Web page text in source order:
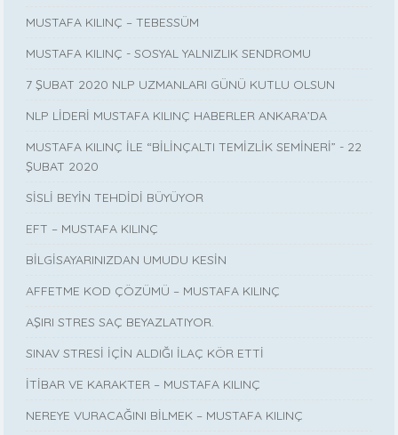
MUSTAFA KILINÇ – TEBESSÜM
MUSTAFA KILINÇ - SOSYAL YALNIZLIK SENDROMU
7 ŞUBAT 2020 NLP UZMANLARI GÜNÜ KUTLU OLSUN
NLP LİDERİ MUSTAFA KILINÇ HABERLER ANKARA’DA
MUSTAFA KILINÇ İLE “BİLİNÇALTI TEMİZLİK SEMİNERİ” - 22
ŞUBAT 2020
SİSLİ BEYİN TEHDİDİ BÜYÜYOR
EFT – MUSTAFA KILINÇ
BİLGİSAYARINIZDAN UMUDU KESİN
AFFETME KOD ÇÖZÜMÜ – MUSTAFA KILINÇ
AŞIRI STRES SAÇ BEYAZLATIYOR.
SINAV STRESİ İÇİN ALDIĞI İLAÇ KÖR ETTİ
İTİBAR VE KARAKTER – MUSTAFA KILINÇ
NEREYE VURACAĞINI BİLMEK – MUSTAFA KILINÇ